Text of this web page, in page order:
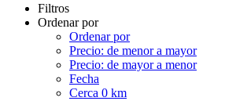
Filtros
Ordenar por
Ordenar por
Precio: de menor a mayor
Precio: de mayor a menor
Fecha
Cerca 0 km